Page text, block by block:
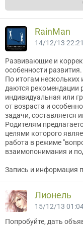
RainMan
14/12/13 22:21
Развивающие и
особенности развития.
По итогам
даются рекомендации
индивидуальная или
от возраста и
задачи, составляется
Родителям
целями которого
работа в режиме
взаимопонимания и
Запись и информация
Лионель
15/12/13
Попробуйте, дать